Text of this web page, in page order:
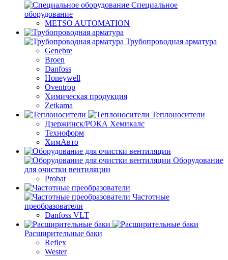
Специальное
оборудование
METSO AUTOMATION
Трубопроводная арматура
Genebre
Broen
Danfoss
Honeywell
Oventrop
Химическая продукция
Zetkama
Теплоносители
Дзержинск/РОКА Хемикалс
Техноформ
ХимАвто
Оборудование
для очистки вентиляции
Probat
Частотные
преобразователи
Danfoss VLT
Расширительные баки
Reflex
Wester